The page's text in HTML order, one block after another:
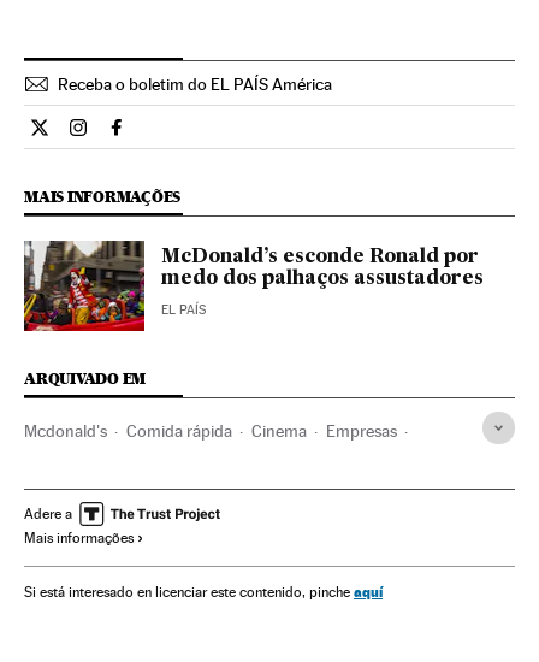
Receba o boletim do EL PAÍS América
Cultura El País Brasil en Twitter
Cultura El País Brasil en Instagram
Cultura El País Brasil en Facebook
MAIS INFORMAÇÕES
McDonald’s esconde Ronald por
medo dos palhaços assustadores
EL PAÍS
ARQUIVADO EM
Mcdonald's Comida rápida Cinema Empresas
Adere a
Mais informações
Si está interesado en licenciar este contenido, pinche aquí